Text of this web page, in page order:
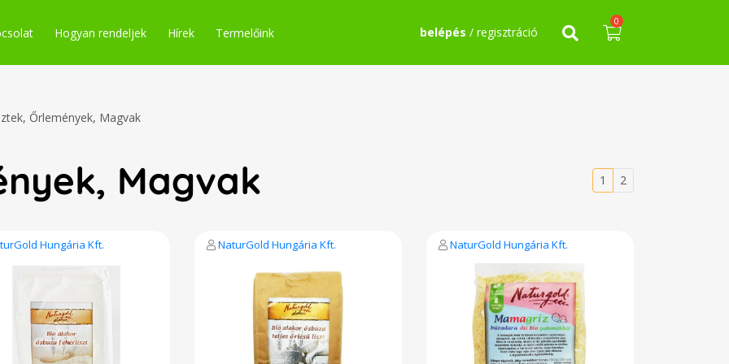
Hogyan rendeljek Hírek Termelőink belépés / regisztráció
0
Őrlemények, Magvak
Magvak 1 2
Hungária Kft. NaturGold Hungária Kft. NaturGold Hungária Kft.